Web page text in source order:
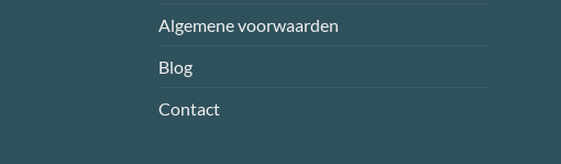
Algemene voorwaarden
Blog
Contact